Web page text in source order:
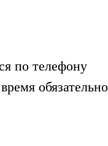
по телефону